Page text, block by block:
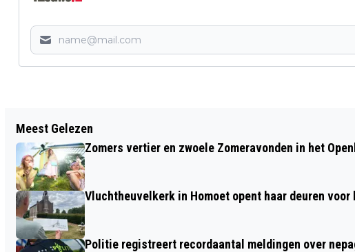
KUNST IN ‘T KNOOPPUNT: LINOSNEDES
EN BEELDEN
Meest Gelezen
Zomers vertier en zwoele Zomeravonden in het
Vluchtheuvelkerk in Homoet opent haar deuren voor
Politie registreert recordaantal meldingen over